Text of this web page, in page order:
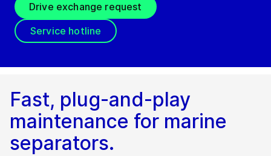
Drive exchange request
Service hotline
Fast, plug-and-play
maintenance for marine
separators.